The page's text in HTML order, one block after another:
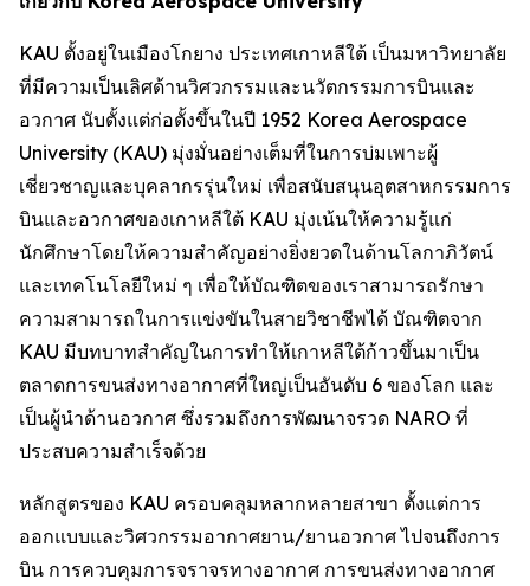
KAU ตั้งอยู่ในเมืองโกยาง ประเทศเกาหลีใต้ เป็นมหาวิทยาลัย
ที่มีความเป็นเลิศด้านวิศวกรรมและนวัตกรรมการบินและ
อวกาศ นับตั้งแต่ก่อตั้งขึ้นในปี 1952 Korea Aerospace
University (KAU) มุ่งมั่นอย่างเต็มที่ในการบ่มเพาะผู้
เชี่ยวชาญและบุคลากรรุ่นใหม่ เพื่อสนับสนุนอุตสาหกรรมการ
บินและอวกาศของเกาหลีใต้ KAU มุ่งเน้นให้ความรู้แก่
นักศึกษาโดยให้ความสำคัญอย่างยิ่งยวดในด้านโลกาภิวัตน์
และเทคโนโลยีใหม่ ๆ เพื่อให้บัณฑิตของเราสามารถรักษา
ความสามารถในการแข่งขันในสายวิชาชีพได้ บัณฑิตจาก
KAU มีบทบาทสำคัญในการทำให้เกาหลีใต้ก้าวขึ้นมาเป็น
ตลาดการขนส่งทางอากาศที่ใหญ่เป็นอันดับ 6 ของโลก และ
เป็นผู้นำด้านอวกาศ ซึ่งรวมถึงการพัฒนาจรวด NARO ที่
ประสบความสำเร็จด้วย
หลักสูตรของ KAU ครอบคลุมหลากหลายสาขา ตั้งแต่การ
ออกแบบและวิศวกรรมอากาศยาน/ยานอวกาศ ไปจนถึงการ
บิน การควบคุมการจราจรทางอากาศ การขนส่งทางอากาศ